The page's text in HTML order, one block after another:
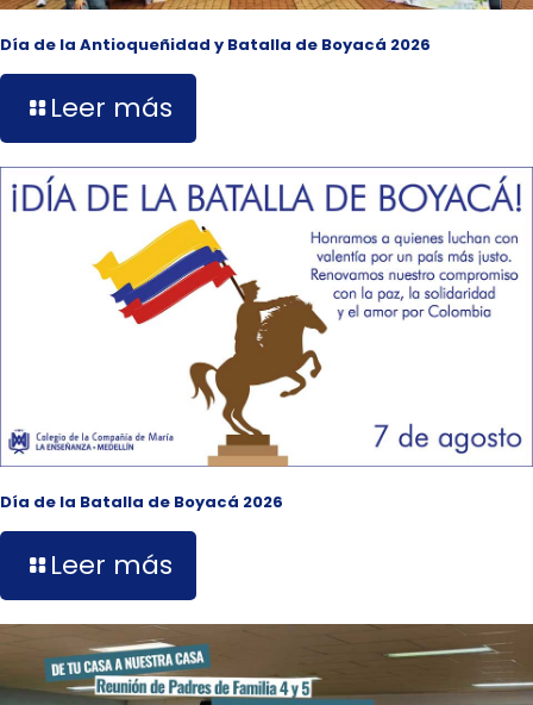
Día de la Antioqueñidad y Batalla de Boyacá 2026
Leer más
Día de la Batalla de Boyacá 2026
Leer más